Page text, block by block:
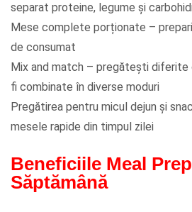
separat proteine, legume și
Mese complete porționate –
de consumat
Mix and match – pregătești
fi combinate în diverse moduri
Pregătirea pentru micul dejun și
mesele rapide din timpul zilei
Beneficiile Meal
Săptămână